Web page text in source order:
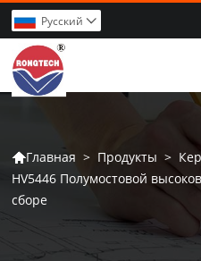
Pусский 
Главная > Продукты >
HV5446 Полумостовой
сборе